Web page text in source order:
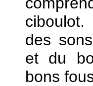
des
et du
bons